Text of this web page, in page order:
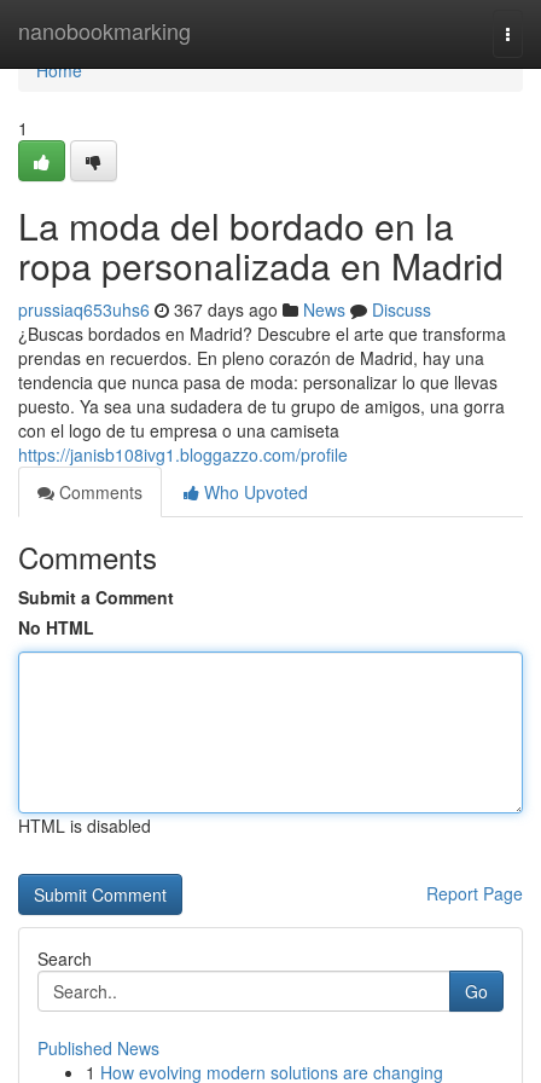
nanobookmarking
Home
Home
1
La moda del bordado en la
ropa personalizada en Madrid
prussiaq653uhs6 367 days ago News
Discuss
¿Buscas bordados en Madrid? Descubre el arte que transforma
prendas en recuerdos. En pleno corazón de Madrid, hay una
tendencia que nunca pasa de moda: personalizar lo que llevas
puesto. Ya sea una sudadera de tu grupo de amigos, una gorra
con el logo de tu empresa o una camiseta
https://janisb108ivg1.bloggazzo.com/profile
Comments
Who Upvoted
Comments
Submit a Comment
No HTML
HTML is disabled
Report Page
Search
Go
Published News
1 How evolving modern solutions are changing